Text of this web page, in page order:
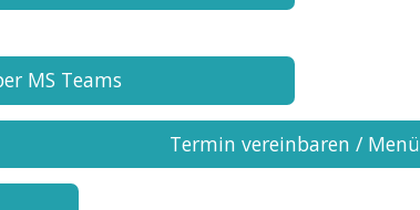
MS Teams
Termin vereinbaren / Menü